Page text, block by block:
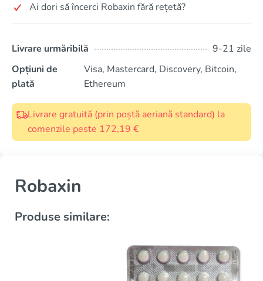
Ai dori să încerci Robaxin fără rețetă?
Livrare urmăribilă
9-21 zile
Opțiuni de
plată
Visa, Mastercard, Discovery, Bitcoin,
Ethereum
Livrare gratuită (prin poștă aeriană standard) la
comenzile peste 172,19 €
Robaxin
Produse similare: